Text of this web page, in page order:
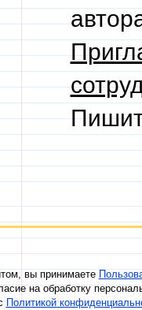
вы принимаете
на обработку
Политикой